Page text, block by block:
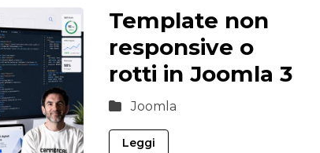
Template non
responsive o
rotti in Joomla 3
Joomla
Leggi